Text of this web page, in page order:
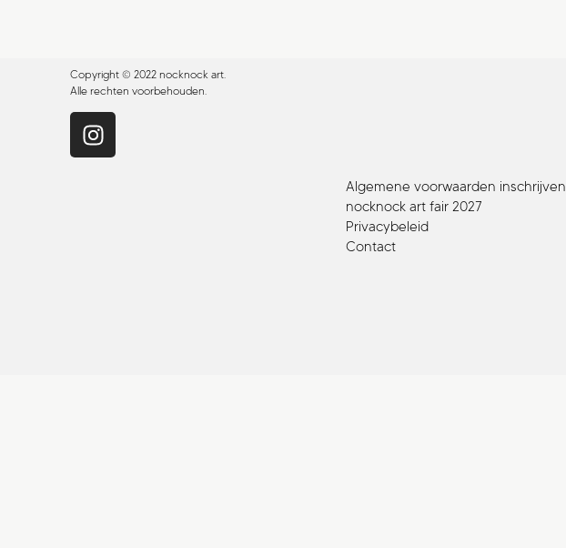
Copyright © 2022 nocknock art.
Alle rechten voorbehouden.
Algemene voorwaarden inschrijven
nocknock art fair 2027
Privacybeleid
Contact